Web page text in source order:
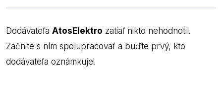
Dodávateľa AtosElektro zatiaľ nikto nehodnotil.
Začnite s ním spolupracovať a buďte prvý, kto
dodávateľa oznámkuje!